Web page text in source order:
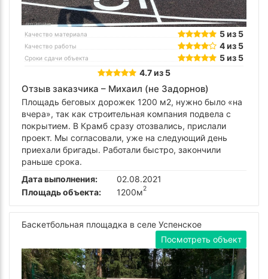
Качество материала 5 из 5
Качество работы 4 из 5
Сроки сдачи объекта
5 из 5
4.7 из 5
Отзыв заказчика – Михаил (не Задорнов)
Площадь беговых дорожек 1200 м2, нужно было «на
вчера», так как строительная компания подвела с
покрытием. В Крамб сразу отозвались, прислали
проект. Мы согласовали, уже на следующий день
приехали бригады. Работали быстро, закончили
раньше срока.
Дата выполнения:
02.08.2021
Площадь объекта:
1200м2
Баскетбольная площадка в селе Успенское
Посмотреть объект